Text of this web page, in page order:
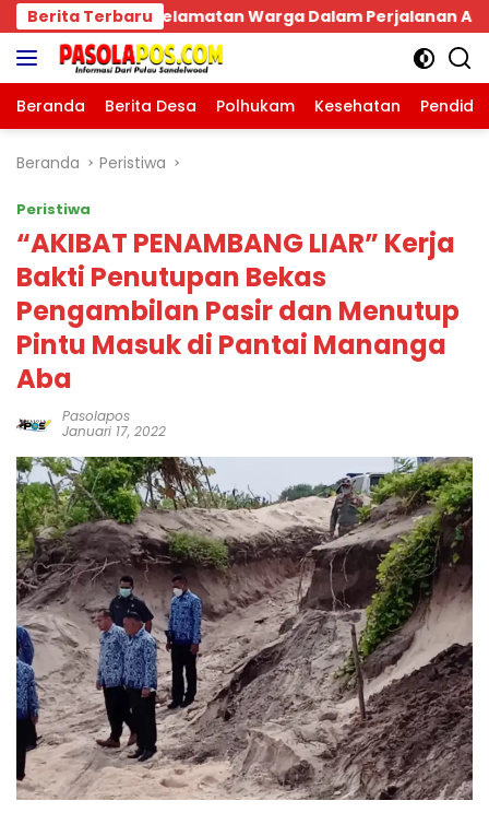
Langsung
ke
konten
Berita Terbaru
Perjalanan Akan Makan Korban:Dians
Beranda Berita Desa Polhukam Kesehatan
Beranda Peristiwa
Peristiwa
“AKIBAT PENAMBANG LIAR” Kerja
Bakti Penutupan Bekas
Pengambilan Pasir dan Menutup
Pintu Masuk di Pantai Mananga
Aba
Pasolapos
Januari 17, 2022